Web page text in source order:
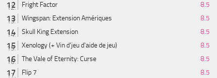
Fright Factor
8.5
Wingspan: Extension Amériques
8.5
Skull King Extension
8.5
Xenology (+ Vin d'jeu d'aide de jeu)
8.5
The Vale of Eternity: Curse
8.5
Flip 7
8.5